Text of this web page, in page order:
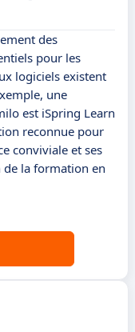
des
pour les
logiciels existent
une
est iSpring Learn
reconnue pour
conviviale et ses
de la formation en